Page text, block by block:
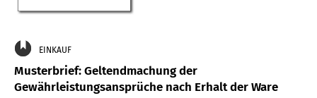
EINKAUF
Musterbrief: Geltendmachung der
Gewährleistungsansprüche nach Erhalt der Ware